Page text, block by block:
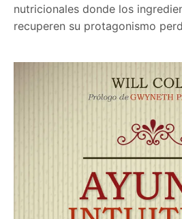
nutricionales donde los
recuperen su protagonismo